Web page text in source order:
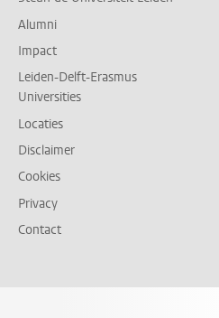
Alumni
Impact
Leiden-Delft-Erasmus
Universities
Locaties
Disclaimer
Cookies
Privacy
Contact